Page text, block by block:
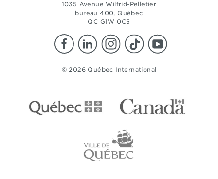
1035 Avenue Wilfrid-Pelletier
bureau 400, Québec
QC G1W 0C5
© 2026 Québec International